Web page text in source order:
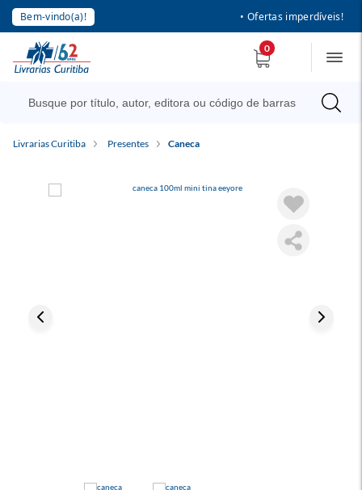
Bem-vindo(a)! • Ofertas imperdíveis!
0
Livrarias Curitiba Presentes Caneca